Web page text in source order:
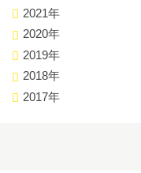
2021年
2020年
2019年
2018年
2017年